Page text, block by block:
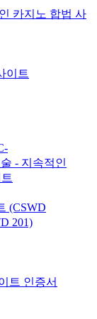
카지노 합법 사
이트
- 지속적인
(CSWD
201)
트 인증서